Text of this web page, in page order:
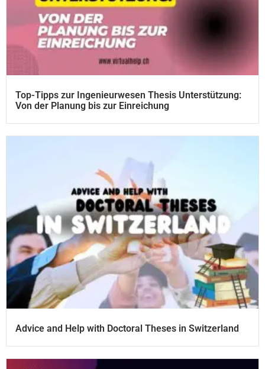
Top-Tipps zur Ingenieurwesen Thesis Unterstützung:
Von der Planung bis zur Einreichung
Advice and Help with Doctoral Theses in Switzerland